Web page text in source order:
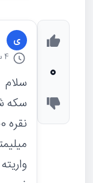
0
ی
4 سال
سلام